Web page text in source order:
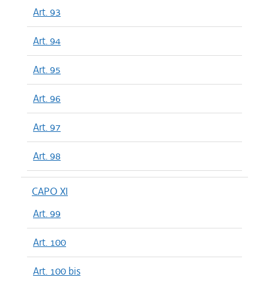
Art. 93
Art. 94
Art. 95
Art. 96
Art. 97
Art. 98
CAPO XI
Art. 99
Art. 100
Art. 100 bis